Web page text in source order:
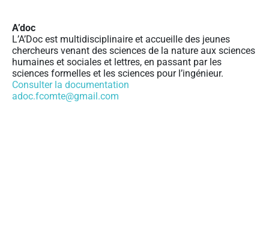
A’doc
L’A’Doc est multidisciplinaire et accueille des jeunes
chercheurs venant des sciences de la nature aux sciences
humaines et sociales et lettres, en passant par les
sciences formelles et les sciences pour l’ingénieur.
Consulter la documentation
adoc.fcomte@gmail.com